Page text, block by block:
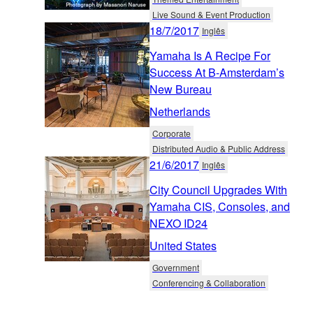
Live Sound & Event Production
18/7/2017 Inglês
Yamaha Is A Recipe For
Success At B-Amsterdam’s
New Bureau
Netherlands
Corporate
Distributed Audio & Public Address
21/6/2017 Inglês
City Council Upgrades With
Yamaha CIS, Consoles, and
NEXO ID24
United States
Government
Conferencing & Collaboration